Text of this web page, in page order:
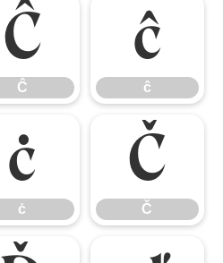
Ĉ
Ĉ
ĉ
ĉ
ċ
ċ
Č
Č